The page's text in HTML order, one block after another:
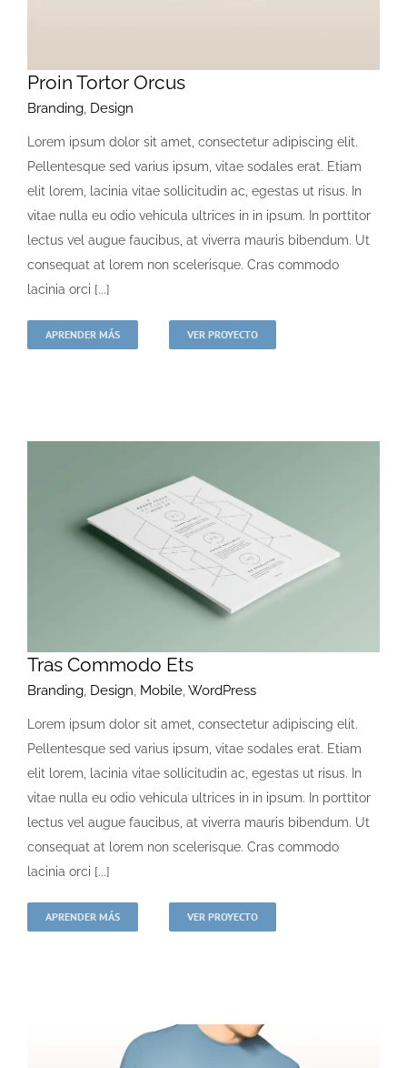
Proin Tortor Orcus
Branding, Design
Lorem ipsum dolor sit amet, consectetur adipiscing elit.
Pellentesque sed varius ipsum, vitae sodales erat. Etiam
elit lorem, lacinia vitae sollicitudin ac, egestas ut risus. In
vitae nulla eu odio vehicula ultrices in in ipsum. In porttitor
lectus vel augue faucibus, at viverra mauris bibendum. Ut
consequat at lorem non scelerisque. Cras commodo
lacinia orci [...]
APRENDER MÁS VER PROYECTO
Tras Commodo Ets
Branding, Design, Mobile,WordPress
Lorem ipsum dolor sit amet, consectetur adipiscing elit.
Pellentesque sed varius ipsum, vitae sodales erat. Etiam
elit lorem, lacinia vitae sollicitudin ac, egestas ut risus. In
vitae nulla eu odio vehicula ultrices in in ipsum. In porttitor
lectus vel augue faucibus, at viverra mauris bibendum. Ut
consequat at lorem non scelerisque. Cras commodo
lacinia orci [...]
APRENDER MÁS VER PROYECTO